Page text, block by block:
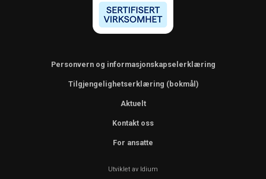
Personvern og informasjonskapselerklæring
Tilgjengelighetserklæring (bokmål)
Aktuelt
Kontakt oss
For ansatte
Utviklet av Idium